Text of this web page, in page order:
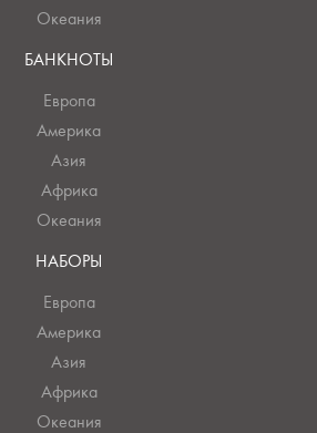
Океания
БАНКНОТЫ
Европа
Америка
Азия
Африка
Океания
НАБОРЫ
Европа
Америка
Азия
Африка
Океания